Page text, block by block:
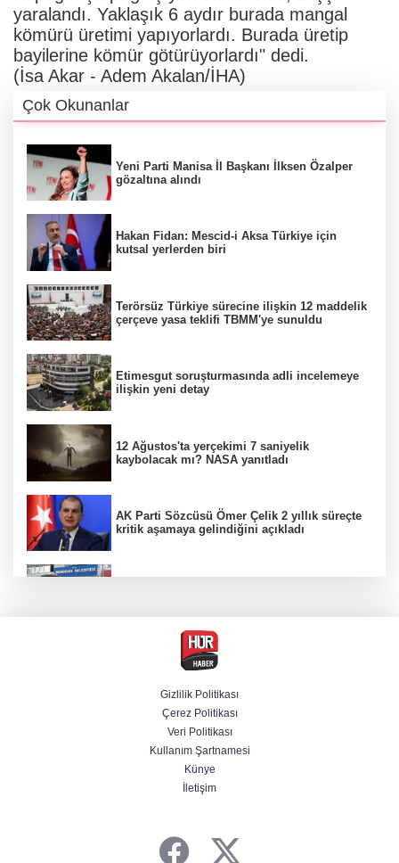
yaralandı. Yaklaşık 6 aydır burada mangal
kömürü üretimi yapıyorlardı. Burada üretip
bayilerine kömür götürüyorlardı" dedi.
(İsa Akar - Adem Akalan/İHA)
Çok Okunanlar
Yeni Parti Manisa İl Başkanı İlksen Özalper
gözaltına alındı
Hakan Fidan: Mescid-i Aksa Türkiye için
kutsal yerlerden biri
Terörsüz Türkiye sürecine ilişkin 12 maddelik
çerçeve yasa teklifi TBMM'ye sunuldu
Etimesgut soruşturmasında adli incelemeye
ilişkin yeni detay
12 Ağustos'ta yerçekimi 7 saniyelik
kaybolacak mı? NASA yanıtladı
AK Parti Sözcüsü Ömer Çelik 2 yıllık süreçte
kritik aşamaya gelindiğini açıkladı
4 olayda izleri var! ''Ay Grubu'' çökertildi
Cumhurbaşkanı Erdoğan'dan Terörsüz
Türkiye vurgusu
srail Basını Alarmda! Türkiye'nin Enerji
Gizlilik Politikası
Çerez Politikası
Veri Politikası
Kullanım Şartnamesi
Künye
İletişim